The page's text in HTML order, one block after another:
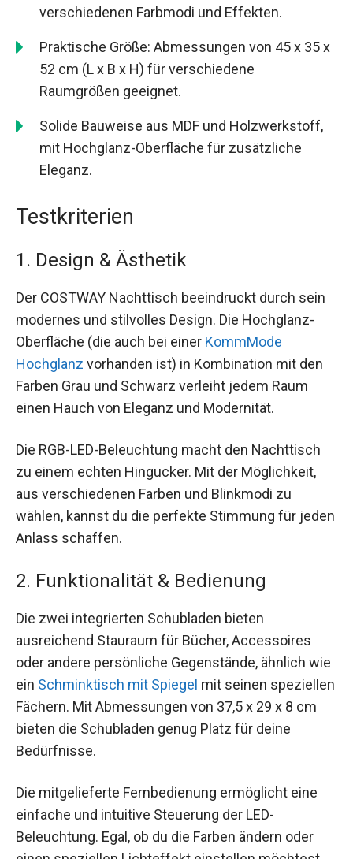
verschiedenen Farbmodi und Effekten.
Praktische Größe: Abmessungen von 45 x 35 x
52 cm (L x B x H) für verschiedene
Raumgrößen geeignet.
Solide Bauweise aus MDF und Holzwerkstoff,
mit Hochglanz-Oberfläche für zusätzliche
Eleganz.
Testkriterien
1. Design & Ästhetik
Der COSTWAY Nachttisch beeindruckt durch sein
modernes und stilvolles Design. Die Hochglanz-
Oberfläche (die auch bei einer KommMode
Hochglanz vorhanden ist) in Kombination mit den
Farben Grau und Schwarz verleiht jedem Raum
einen Hauch von Eleganz und Modernität.
Die RGB-LED-Beleuchtung macht den Nachttisch
zu einem echten Hingucker. Mit der Möglichkeit,
aus verschiedenen Farben und Blinkmodi zu
wählen, kannst du die perfekte Stimmung für jeden
Anlass schaffen.
2. Funktionalität & Bedienung
Die zwei integrierten Schubladen bieten
ausreichend Stauraum für Bücher, Accessoires
oder andere persönliche Gegenstände, ähnlich wie
ein Schminktisch mit Spiegel mit seinen speziellen
Fächern. Mit Abmessungen von 37,5 x 29 x 8 cm
bieten die Schubladen genug Platz für deine
Bedürfnisse.
Die mitgelieferte Fernbedienung ermöglicht eine
einfache und intuitive Steuerung der LED-
Beleuchtung. Egal, ob du die Farben ändern oder